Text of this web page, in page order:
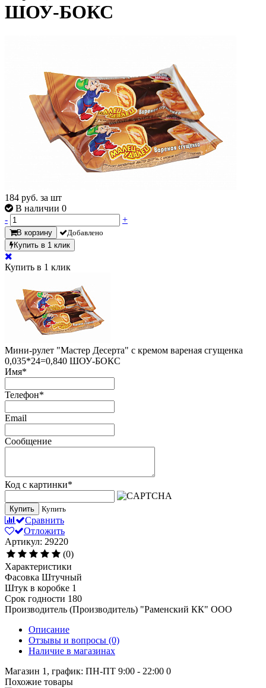
ШОУ-БОКС
184 руб. за шт
В наличии 0
-
+
В корзину
Добавлено
Купить в 1 клик
Купить в 1 клик
Мини-рулет "Мастер Десерта" с кремом вареная сгущенка
0,035*24=0,840 ШОУ-БОКС
Имя*
Телефон*
Email
Сообщение
Код с картинки*
Купить Купить
Сравнить
Отложить
Артикул: 29220
(0)
Характеристики
Фасовка Штучный
Штук в коробке 1
Срок годности 180
Производитель (Производитель) "Раменский КК" ООО
Описание
Отзывы и вопросы (0)
Наличие в магазинах
Магазин 1, график: ПН-ПТ 9:00 - 22:00 0
Похожие товары